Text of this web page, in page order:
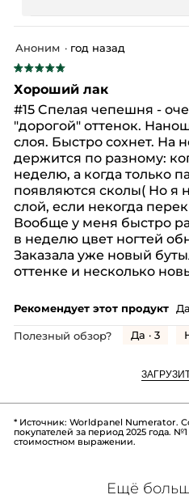
★★★★★
★★★★★
5
звезд.
Аноним · год назад
Хороший лак
#15 Cпелая чепешня -
"дорогой" оттенок.
слоя. Быстро сохнет. На
держится по разному:
неделю, а когда только
появляются сколы( Но я
слой, если некогда
Вообще у меня быстро
в неделю цвет ногтей
Заказала уже новый
оттенке и несколько
Рекомендует этот продукт Да
Полезный обзор? Да · 3
* Источник: Worldpanel Numerator.
покупателей за период 2025 года.
стоимостном выражении.
Ещё